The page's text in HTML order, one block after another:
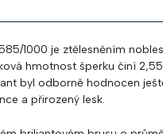
1000 je ztělesněním
hmotnost šperku činí
byl odborně hodnocen
a přirozený lesk.